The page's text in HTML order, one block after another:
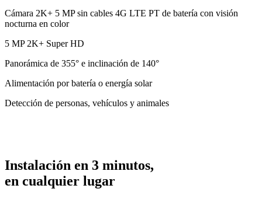
Cámara 2K+ 5 MP sin cables 4G LTE PT de batería con visión
nocturna en color
5 MP 2K+ Super HD
Panorámica de 355° e inclinación de 140°
Alimentación por batería o energía solar
Detección de personas, vehículos y animales
Instalación en 3 minutos,
en cualquier lugar